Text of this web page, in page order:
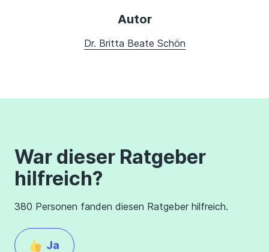
Autor
Dr. Britta Beate Schön
War dieser Ratgeber
hilfreich?
380 Personen fanden diesen Ratgeber hilfreich.
Ja